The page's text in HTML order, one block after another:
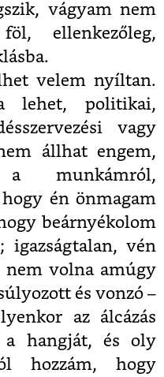
vágyam nem
ellenkezőleg,
velem nyíltan.
lehet, politikai,
vagy
állhat engem,
munkámról,
én önmagam
beárnyékolom
igazságtalan, vén
nem volna amúgy
és vonzó –
az álcázás
a hangját, és oly
hozzám, hogy